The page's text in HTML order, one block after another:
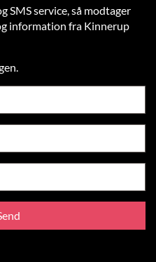
SMS service, så modtager
information fra Kinnerup